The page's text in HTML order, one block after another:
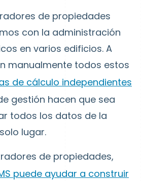
de propiedades
con la administración
en varios edificios. A
manualmente todos estos
de cálculo independientes
gestión hacen que sea
todos los datos de la
lugar.
de propiedades,
puede ayudar a construir